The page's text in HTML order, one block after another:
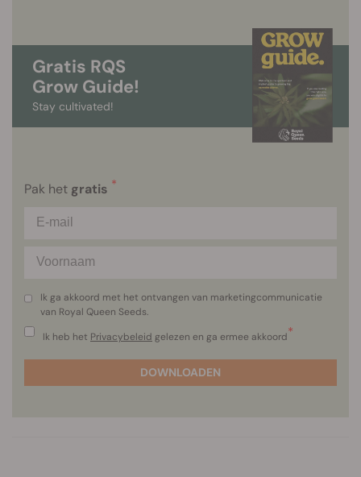
Gratis RQS
Grow Guide!
Stay cultivated!
Pak het gratis *
Ik ga akkoord met het ontvangen van marketingcommunicatie
van Royal Queen Seeds.
Ik heb het Privacybeleid gelezen en ga ermee akkoord*
DOWNLOADEN